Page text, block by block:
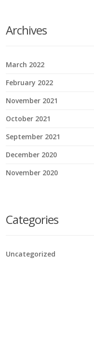
Archives
March 2022
February 2022
November 2021
October 2021
September 2021
December 2020
November 2020
Categories
Uncategorized